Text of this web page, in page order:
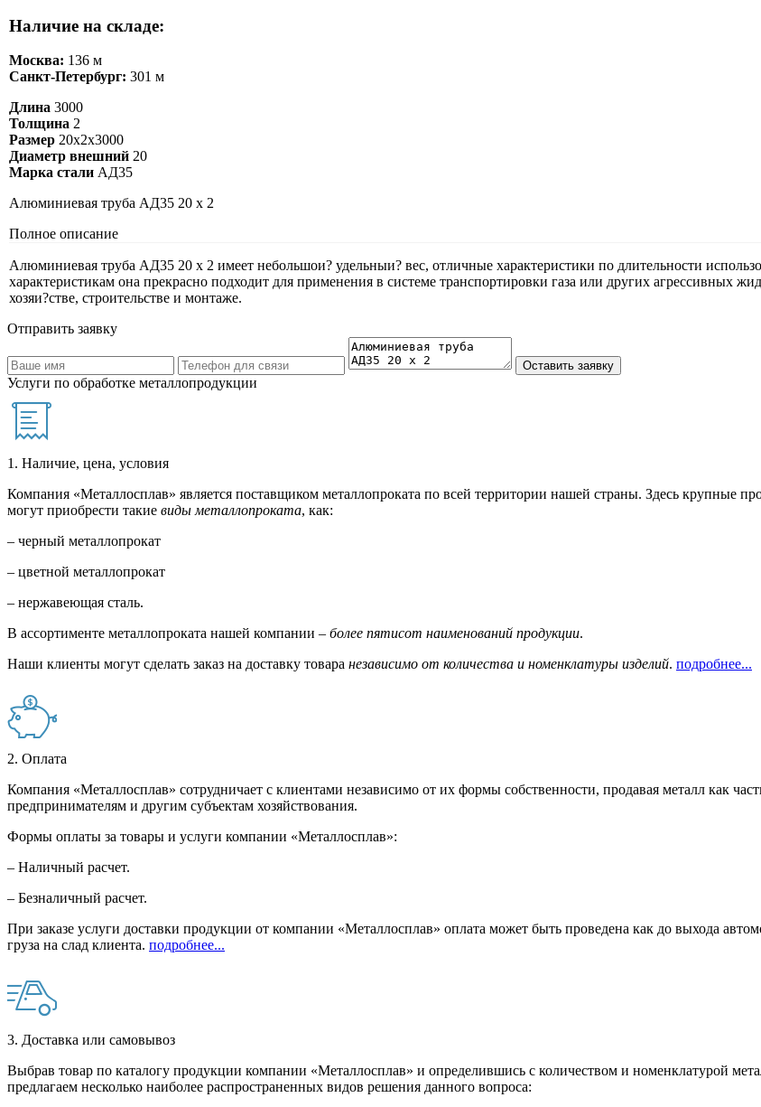
Наличие на складе:
Москва: 136 м
Санкт-Петербург: 301 м
Длина 3000
Толщина 2
Размер 20х2х3000
Диаметр внешний 20
Марка стали АД35
Алюминиевая труба АД35 20 х 2
Полное описание
Алюминиевая труба АД35 20 х 2 имеет небольшои? удельныи? вес, отличные характеристики по длительности
характеристикам она прекрасно подходит для применения в системе транспортировки газа или других агрессивных
хозяи?стве, строительстве и монтаже.
Отправить заявку
Услуги по обработке металлопродукции
1. Наличие, цена, условия
Компания «Металлосплав» является поставщиком металлопроката по всей территории нашей страны. Здесь крупные
могут приобрести такие виды металлопроката, как:
– черный металлопрокат
– цветной металлопрокат
– нержавеющая сталь.
В ассортименте металлопроката нашей компании – более пятисот наименований продукции.
Наши клиенты могут сделать заказ на доставку товара независимо от количества и номенклатуры изделий. подробнее...
2. Оплата
Компания «Металлосплав» сотрудничает с клиентами независимо от их формы собственности, продавая металл как
предпринимателям и другим субъектам хозяйствования.
Формы оплаты за товары и услуги компании «Металлосплав»:
– Наличный расчет.
– Безналичный расчет.
При заказе услуги доставки продукции от компании «Металлосплав» оплата может быть проведена как до выхода
груза на слад клиента. подробнее...
3. Доставка или самовывоз
Выбрав товар по каталогу продукции компании «Металлосплав» и определившись с количеством и номенклатурой
предлагаем несколько наиболее распространенных видов решения данного вопроса: